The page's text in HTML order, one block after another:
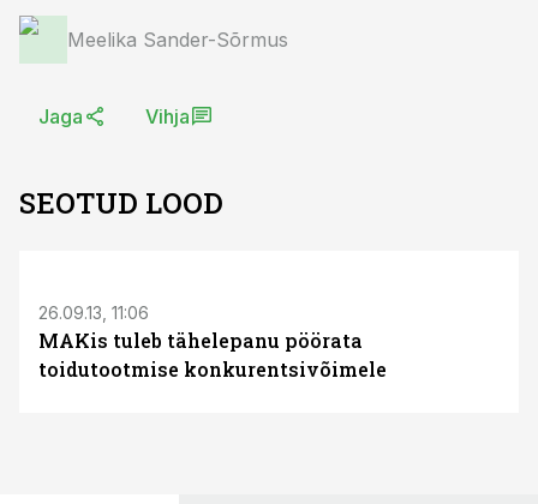
Meelika Sander-Sõrmus
Jaga Vihja
SEOTUD LOOD
26.09.13, 11:06
MAKis tuleb tähelepanu pöörata
toidutootmise konkurentsivõimele